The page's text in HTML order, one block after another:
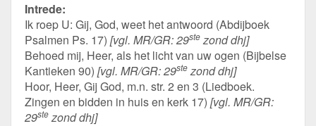
Intrede:
Ik roep U: Gij, God, weet het antwoord (Abdijboek
Psalmen Ps. 17) [vgl. MR/GR: 29stezond dhj]
Behoed mij, Heer, als het licht van uw ogen (Bijbelse
Kantieken 90) [vgl. MR/GR: 29stezond dhj]
Hoor, Heer, Gij God, m.n. str. 2 en 3 (Liedboek.
Zingen en bidden in huis en kerk 17) [vgl. MR/GR:
29stezond dhj]